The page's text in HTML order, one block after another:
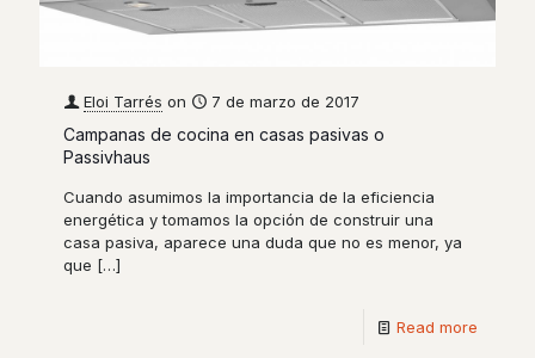
Eloi Tarrés on 7 de marzo de 2017
Campanas de cocina en casas pasivas o
Passivhaus
Cuando asumimos la importancia de la eficiencia
energética y tomamos la opción de construir una
casa pasiva, aparece una duda que no es menor, ya
que […]
Read more